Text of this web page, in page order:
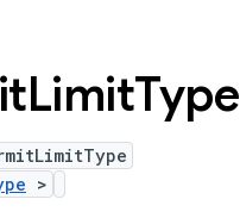
LimitType
>